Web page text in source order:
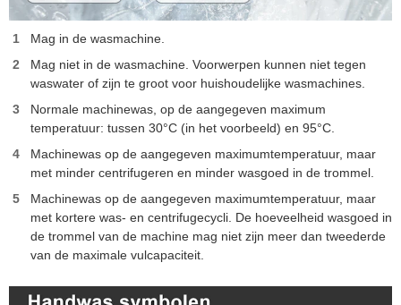
Mag in de wasmachine.
Mag niet in de wasmachine. Voorwerpen kunnen niet tegen
waswater of zijn te groot voor huishoudelijke wasmachines.
Normale machinewas, op de aangegeven maximum
temperatuur: tussen 30°C (in het voorbeeld) en 95°C.
Machinewas op de aangegeven maximumtemperatuur, maar
met minder centrifugeren en minder wasgoed in de trommel.
Machinewas op de aangegeven maximumtemperatuur, maar
met kortere was- en centrifugecycli. De hoeveelheid wasgoed in
de trommel van de machine mag niet zijn meer dan tweederde
van de maximale vulcapaciteit.